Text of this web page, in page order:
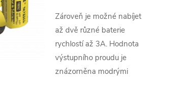
Zároveň je možné nabíjet
až dvě různé baterie
rychlostí až 3A. Hodnota
výstupního proudu je
znázorněna modrými